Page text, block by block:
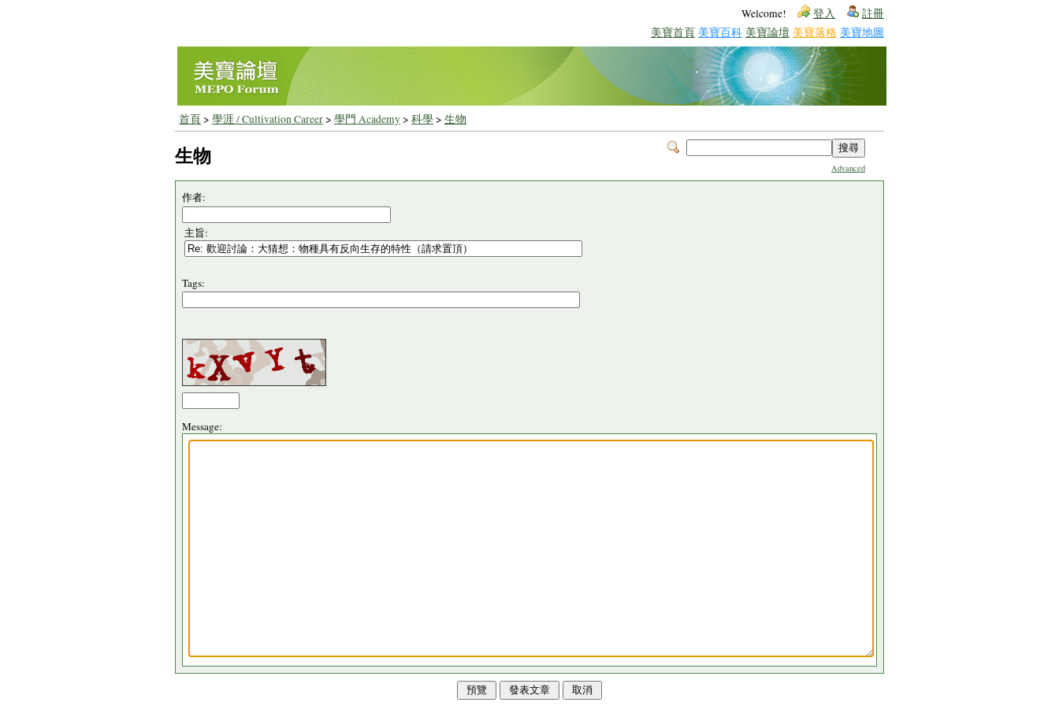
Welcome! 登入 註冊
美寶首頁 美寶百科 美寶論壇 美寶落格 美寶地圖
首頁> 學涯 / Cultivation Career> 學門 Academy> 科學> 生物
Advanced
生物
作者:
主旨:
Tags:
Message: